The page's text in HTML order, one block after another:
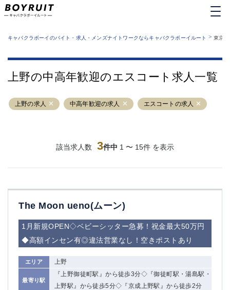
業種から探す
運営者情報
サイトマップ
キャバクラボーイのバイト・求人・メンズナイトワークならキャバクラボーイルート > 東京
上野の中高年歓迎のエスコート求人一覧
上野の求人 中高年歓迎の求人 エスコートの求人
該当求人数 3件中 1 〜 15件 を表示
The Moon ueno(ムーン)
1月新規OPEN◇ベビーシッター急募！祝金最大50万円
◆高額インセン有◎違法営業なし！空きポストあり
エリア 上野
最寄り駅
『上野御徒町駅』から徒歩3分◇『御徒町駅・湯島駅・
上野駅』から徒歩5分◇『京成上野駅』から徒歩2分
六本木
池袋
吉祥寺
練馬
恵比寿
蒲田
北千住
①六本木 ②西麻布
大山
赤羽
品川
蒲田東口
立川（南口）
新宿
浜松町
西葛西